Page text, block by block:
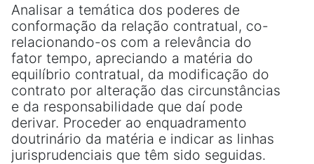
Analisar a temática dos poderes de
conformação da relação contratual, co-
relacionando-os com a relevância do
fator tempo, apreciando a matéria do
equilíbrio contratual, da modificação do
contrato por alteração das circunstâncias
e da responsabilidade que daí pode
derivar. Proceder ao enquadramento
doutrinário da matéria e indicar as linhas
jurisprudenciais que têm sido seguidas.